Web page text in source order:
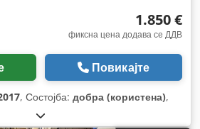
1.850 €
фиксна цена додава се ДДВ
Повикајте
, Состојба: добра (користена),